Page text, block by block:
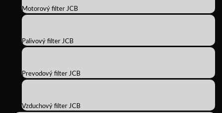
Motorový filter JCB
Palivový filter JCB
Prevodový filter JCB
Vzduchový filter JCB